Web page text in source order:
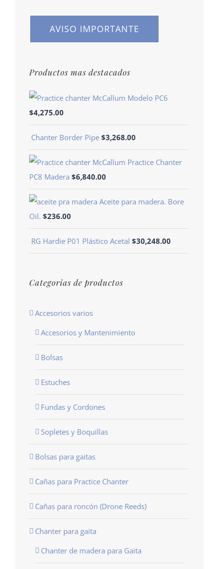
AVISO IMPORTANTE
Productos mas destacados
Modelo PC6
$4,275.00
Chanter Border Pipe $3,268.00
Practice Chanter
PC8 Madera $6,840.00
Aceite para madera. Bore
Oil. $236.00
RG Hardie P01 Plástico Acetal $30,248.00
Categorias de productos
Accesorios varios
Accesorios y Mantenimiento
Bolsas
Estuches
Fundas y Cordones
Sopletes y Boquillas
Bolsas para gaitas
Cañas para Practice Chanter
Cañas para roncón (Drone Reeds)
Chanter para gaita
Chanter de madera para Gaita